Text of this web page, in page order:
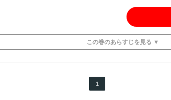
この巻のあらすじを 見る ▼
1